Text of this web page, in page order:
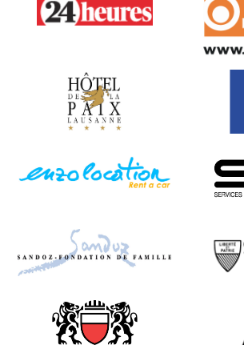
Famille Sandoz